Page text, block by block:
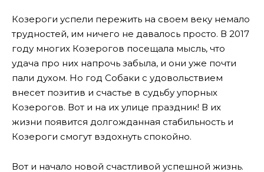
Козероги успели пережить на своем веку немало
трудностей, им ничего не давалось просто. В 2017
году многих Козерогов посещала мысль, что
удача про них напрочь забыла, и они уже почти
пали духом. Но год Собаки с удовольствием
внесет позитив и счастье в судьбу упорных
Козерогов. Вот и на их улице праздник! В их
жизни появится долгожданная стабильность и
Козероги смогут вздохнуть спокойно.
Вот и начало новой счастливой успешной жизнь.